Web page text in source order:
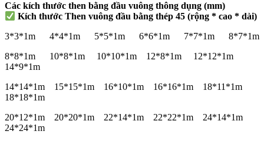
Các kích thước then bằng đầu vuông thông dụng (mm)
Kích thước Then vuông đầu bằng thép 45 (rộng * cao * dài)
3*3*1m 4*4*1m 5*5*1m 6*6*1m 7*7*1m 8*7*1m
8*8*1m 10*8*1m 10*10*1m 12*8*1m 12*12*1m
14*9*1m
14*14*1m 15*15*1m 16*10*1m 16*16*1m 18*11*1m
18*18*1m
20*12*1m 20*20*1m 22*14*1m 22*22*1m 24*14*1m
24*24*1m